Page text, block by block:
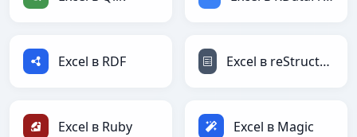
Excel в RDF Excel в reStructuredText
Excel в Ruby Excel в Magic